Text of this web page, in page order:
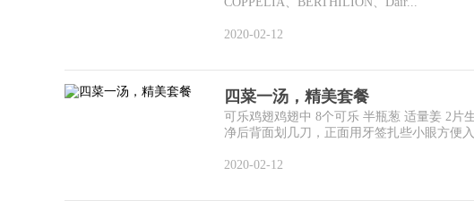
2020-02-12
四菜一汤，精美套餐
可乐鸡翅鸡翅中 8个可乐 半瓶葱 适量姜 2片
净后背面划几刀，正面用牙签扎些小眼方便
2020-02-12